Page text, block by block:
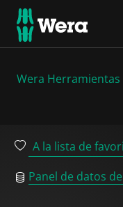
Wera Herramientas
A la lista de
Panel de datos